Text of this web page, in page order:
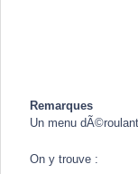
Remarques
Un menu
On y trouve :